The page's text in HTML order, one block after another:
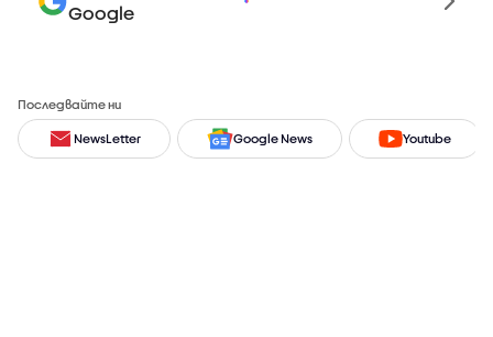
Google
Последвайте ни
NewsLetter Google News Youtube